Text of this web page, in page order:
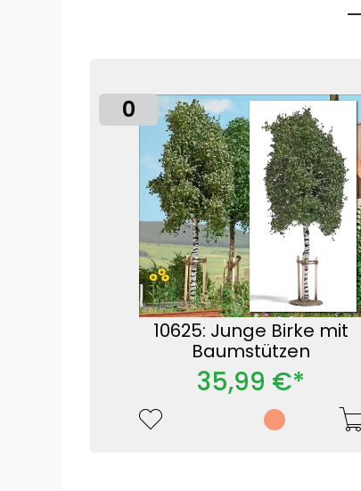
0
10625: Junge Birke mit
Baumstützen
35,99 €*